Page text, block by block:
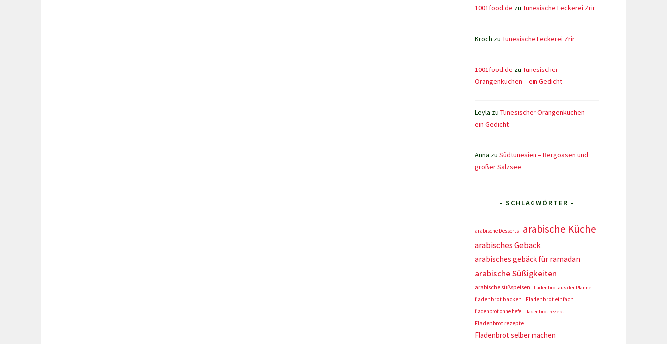
1001food.de zu Tunesische Leckerei Zrir
Kroch zu Tunesische Leckerei Zrir
1001food.de zu Tunesischer
Orangenkuchen – ein Gedicht
Leyla zu Tunesischer Orangenkuchen –
ein Gedicht
Anna zu Südtunesien – Bergoasen und
großer Salzsee
- SCHLAGWÖRTER -
arabische Desserts arabische Küche
arabisches Gebäck
arabisches gebäck für ramadan
arabische Süßigkeiten
arabische süßspeisen fladenbrot aus der Pfanne
fladenbrot backen
Fladenbrot einfach
fladenbrot ohne hefe
fladenbrot rezept
Fladenbrot rezepte
Fladenbrot selber machen